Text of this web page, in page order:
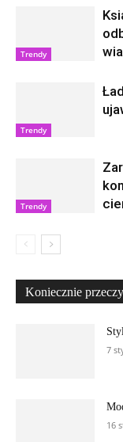
Trendy
Trendy
Trendy
Koniecznie
7
16